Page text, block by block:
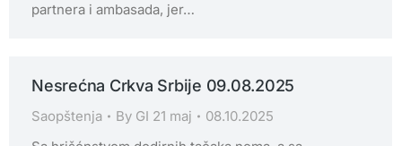
partnera i ambasada, jer…
Nesrećna Crkva Srbije 09.08.2025
Saopštenja By GI 21 maj
08.10.2025